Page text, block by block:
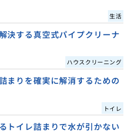
生活
決する真空式パイプクリーナ
ハウスクリーニング
まりを確実に解消するための
トイレ
トイレ詰まりで水が引かない